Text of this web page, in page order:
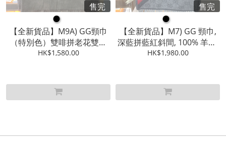
售完
●
【全新貨品】M9A) GG頸巾
（特別色）雙啡拼老花雙面
薄巾,四季皆宜, 剩巾, 跟GG封
HK$1,580.00
售完
●
【全新貨品】M7) GG 頸巾,
深藍拼藍紅斜間, 100% 羊毛,
全新, 剩巾, 跟紙封套
HK$1,980.00